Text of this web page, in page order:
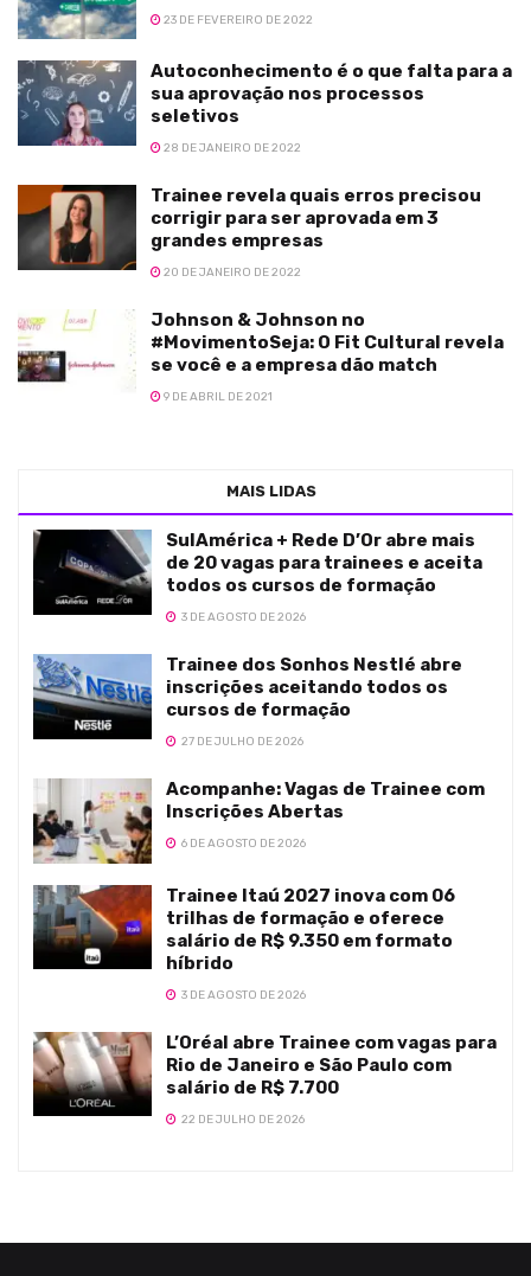
23 DE FEVEREIRO DE 2022
Autoconhecimento é o que falta para a
sua aprovação nos processos
seletivos
28 DE JANEIRO DE 2022
Trainee revela quais erros precisou
corrigir para ser aprovada em 3
grandes empresas
20 DE JANEIRO DE 2022
Johnson & Johnson no
#MovimentoSeja: O Fit Cultural revela
se você e a empresa dão match
9 DE ABRIL DE 2021
MAIS LIDAS
SulAmérica + Rede D’Or abre mais
de 20 vagas para trainees e aceita
todos os cursos de formação
3 DE AGOSTO DE 2026
Trainee dos Sonhos Nestlé abre
inscrições aceitando todos os
cursos de formação
27 DE JULHO DE 2026
Acompanhe: Vagas de Trainee com
Inscrições Abertas
6 DE AGOSTO DE 2026
Trainee Itaú 2027 inova com 06
trilhas de formação e oferece
salário de R$ 9.350 em formato
híbrido
3 DE AGOSTO DE 2026
L’Oréal abre Trainee com vagas para
Rio de Janeiro e São Paulo com
salário de R$ 7.700
22 DE JULHO DE 2026